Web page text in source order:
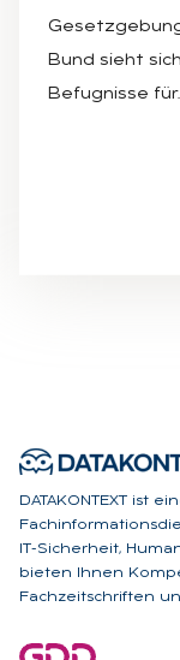
Bund sieht
Befugnisse
DATAKONTEXT ist
IT-Sicherheit,
bieten Ihnen
Fachzeitschriften